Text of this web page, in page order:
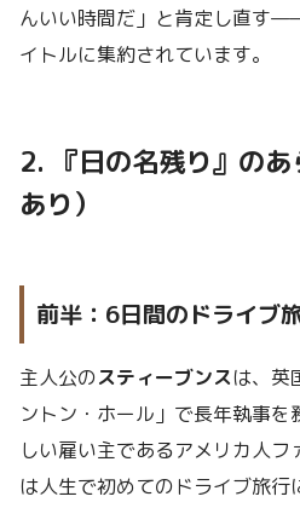
んいい時間だ」と肯定し直す
イトルに集約されています。
2. 『日の名残り』の
あり）
前半：6日間のドライブ
主人公のスティーブンスは、英
ントン・ホール」で長年執事
しい雇い主であるアメリカ人
は人生で初めてのドライブ旅行